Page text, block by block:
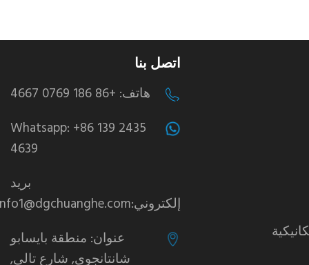
اتصل بنا
هاتف: +86 186 0769 4667
Whatsapp: +86 139 2435
4639
بريد
إلكتروني:info1@dgchuanghe.com
عنوان: منطقة بايسابو
شانتانجوي, شارع تالي,